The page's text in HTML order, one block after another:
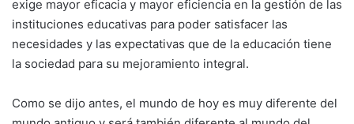
exige mayor eficacia y mayor eficiencia en la gestión de las
instituciones educativas para poder satisfacer las
necesidades y las expectativas que de la educación tiene
la sociedad para su mejoramiento integral.
Como se dijo antes, el mundo de hoy es muy diferente del